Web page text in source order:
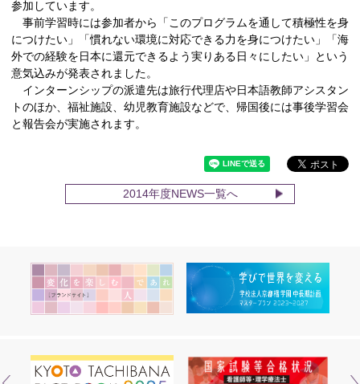
参加しています。
事前学習時には参加者から「このプログラムを通して積極性を身
につけたい」「慣れない環境に対応できる力を身につけたい」「海
外での経験を日本に還元できるよう実りある日々にしたい」という
意気込みが発表されました。
インターンシップの派遣先は旅行代理店や日本語教師アシスタン
トのほか、福祉施設、幼児教育施設などで、帰国後には事後学習会
と報告会が実施されます。
2014年度NEWS一覧へ